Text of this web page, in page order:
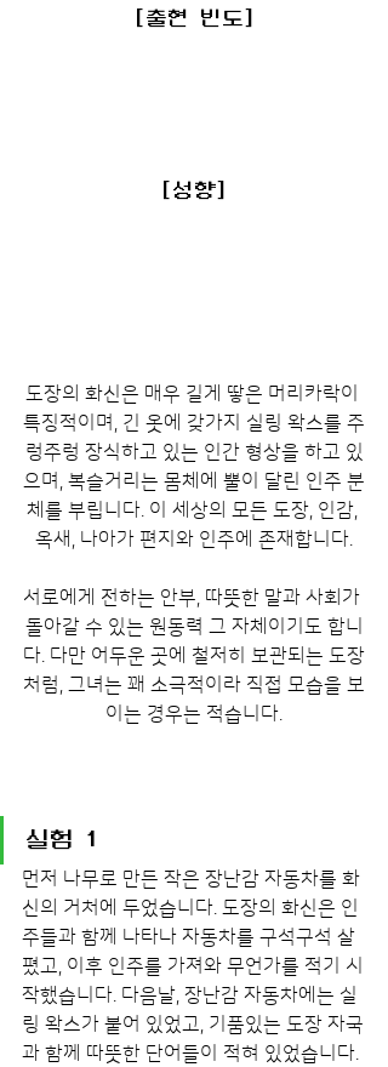
[출현 빈도]
[성향]
도장의 화신은 매우 길게 땋은 머리카락이
특징적이며, 긴 옷에 갖가지 실링 왁스를 주
렁주렁 장식하고 있는 인간 형상을 하고 있
으며, 복슬거리는 몸체에 뿔이 달린 인주 분
체를 부립니다. 이 세상의 모든 도장, 인감,
옥새, 나아가 편지와 인주에 존재합니다.
서로에게 전하는 안부, 따뜻한 말과 사회가
돌아갈 수 있는 원동력 그 자체이기도 합니
다. 다만 어두운 곳에 철저히 보관되는 도장
처럼, 그녀는 꽤 소극적이라 직접 모습을 보
이는 경우는 적습니다.
실험 1
먼저 나무로 만든 작은 장난감 자동차를 화
신의 거처에 두었습니다. 도장의 화신은 인
주들과 함께 나타나 자동차를 구석구석 살
폈고, 이후 인주를 가져와 무언가를 적기 시
작했습니다. 다음날, 장난감 자동차에는 실
링 왁스가 붙어 있었고, 기품있는 도장 자국
과 함께 따뜻한 단어들이 적혀 있었습니다.